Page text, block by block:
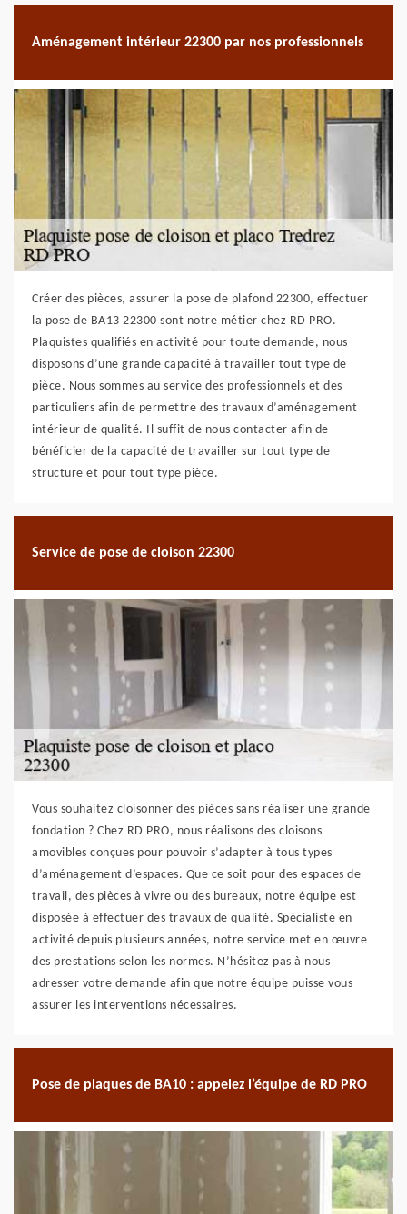
Aménagement intérieur 22300 par nos professionnels
Créer des pièces, assurer la pose de plafond 22300, effectuer
la pose de BA13 22300 sont notre métier chez RD PRO.
Plaquistes qualifiés en activité pour toute demande, nous
disposons d’une grande capacité à travailler tout type de
pièce. Nous sommes au service des professionnels et des
particuliers afin de permettre des travaux d’aménagement
intérieur de qualité. Il suffit de nous contacter afin de
bénéficier de la capacité de travailler sur tout type de
structure et pour tout type pièce.
Service de pose de cloison 22300
Vous souhaitez cloisonner des pièces sans réaliser une grande
fondation ? Chez RD PRO, nous réalisons des cloisons
amovibles conçues pour pouvoir s’adapter à tous types
d’aménagement d’espaces. Que ce soit pour des espaces de
travail, des pièces à vivre ou des bureaux, notre équipe est
disposée à effectuer des travaux de qualité. Spécialiste en
activité depuis plusieurs années, notre service met en œuvre
des prestations selon les normes. N’hésitez pas à nous
adresser votre demande afin que notre équipe puisse vous
assurer les interventions nécessaires.
Pose de plaques de BA10 : appelez l’équipe de RD PRO